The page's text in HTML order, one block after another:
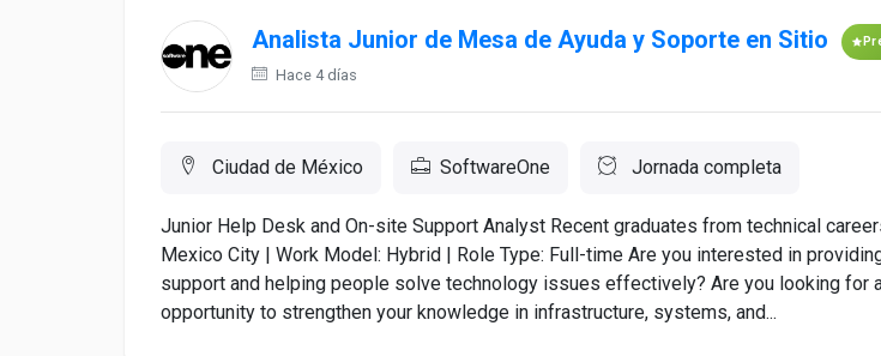
Analista Junior de Mesa de Ayuda y Soporte en Sitio
Hace 4 días
Ciudad de México SoftwareOne Jornada completa
Junior Help Desk and On-site Support Analyst Recent graduates from technical
Mexico City | Work Model: Hybrid | Role Type: Full-time Are you interested in
support and helping people solve technology issues effectively? Are you looking for
opportunity to strengthen your knowledge in infrastructure, systems, and...